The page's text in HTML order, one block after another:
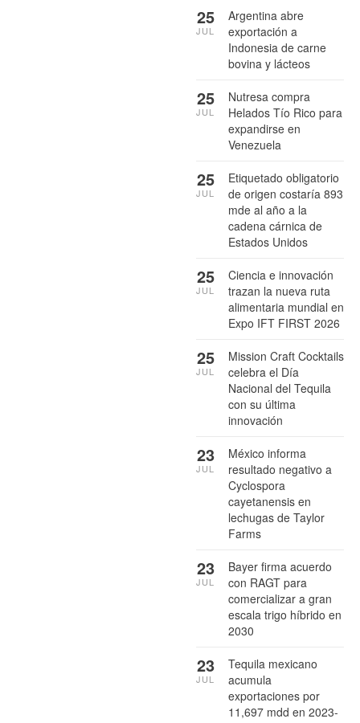
Argentina abre
exportación a
Indonesia de carne
bovina y lácteos
25
JUL
Nutresa compra
Helados Tío Rico para
expandirse en
Venezuela
25
JUL
Etiquetado obligatorio
de origen costaría 893
mde al año a la
cadena cárnica de
Estados Unidos
25
JUL
Ciencia e innovación
trazan la nueva ruta
alimentaria mundial en
Expo IFT FIRST 2026
25
JUL
Mission Craft Cocktails
celebra el Día
Nacional del Tequila
con su última
innovación
25
JUL
México informa
resultado negativo a
Cyclospora
cayetanensis en
lechugas de Taylor
Farms
23
JUL
Bayer firma acuerdo
con RAGT para
comercializar a gran
escala trigo híbrido en
2030
23
JUL
Tequila mexicano
acumula
exportaciones por
11,697 mdd en 2023-
23
JUL